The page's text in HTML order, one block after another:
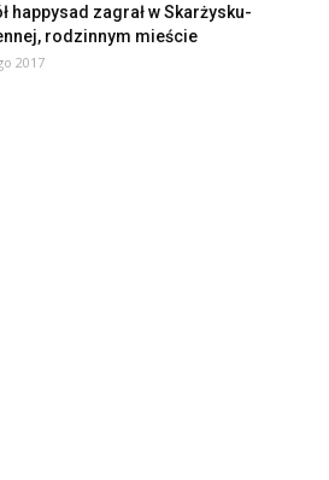
happysad zagrał w Skarżysku-
rodzinnym mieście
2017